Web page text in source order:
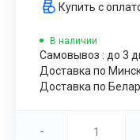
Купить с
В наличии
Самовывоз : до 3
Доставка по
Доставка по
-